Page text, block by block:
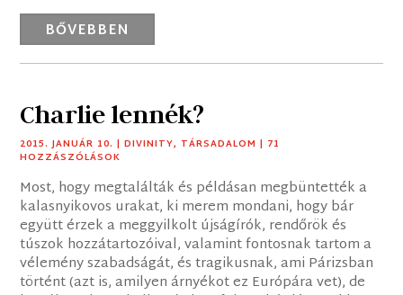
BŐVEBBEN
Charlie lennék?
2015. JANUÁR 10. |DIVINITY, TÁRSADALOM | 71
HOZZÁSZÓLÁSOK
Most, hogy megtalálták és példásan megbüntették a
kalasnyikovos urakat, ki merem mondani, hogy bár
együtt érzek a meggyilkolt újságírók, rendőrök és
túszok hozzátartozóival, valamint fontosnak tartom a
vélemény szabadságát, és tragikusnak, ami Párizsban
történt (azt is, amilyen árnyékot ez Európára vet), de